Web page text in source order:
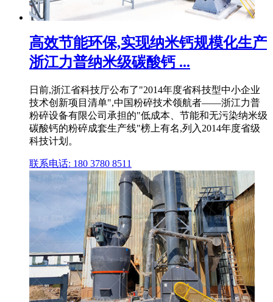
高效节能环保,实现纳米钙规模化生产
浙江力普纳米级碳酸钙 ...
日前,浙江省科技厅公布了"2014年度省科技型中小企业
技术创新项目清单",中国粉碎技术领航者——浙江力普
粉碎设备有限公司承担的"低成本、节能和无污染纳米级
碳酸钙的粉碎成套生产线"榜上有名,列入2014年度省级
科技计划。
联系电话: 180 3780 8511